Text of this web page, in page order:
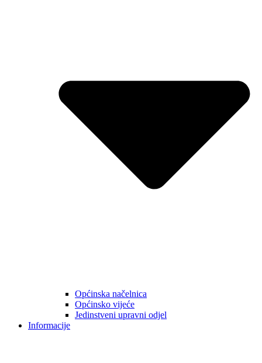
Općinska načelnica
Općinsko vijeće
Jedinstveni upravni odjel
Informacije